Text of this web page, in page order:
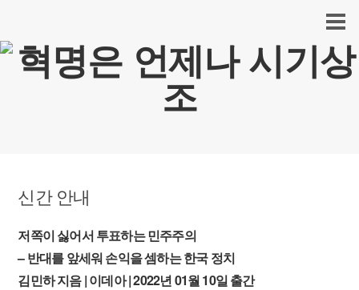
신간 안내
저쪽이 싫어서 투표하는 민주주의
– 반대를 앞세워 손익을 셈하는 한국 정치
김민하 지음 | 이데아 | 2022년 01월 10일 출간